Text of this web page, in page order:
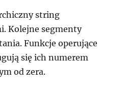
string
Kolejne segmenty
Funkcje operujące
się ich numerem
od zera.